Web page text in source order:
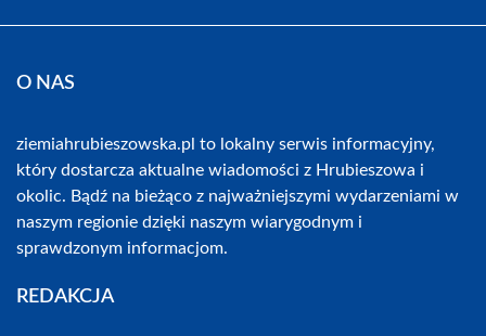
O NAS
ziemiahrubieszowska.pl to lokalny serwis informacyjny,
który dostarcza aktualne wiadomości z Hrubieszowa i
okolic. Bądź na bieżąco z najważniejszymi wydarzeniami w
naszym regionie dzięki naszym wiarygodnym i
sprawdzonym informacjom.
REDAKCJA